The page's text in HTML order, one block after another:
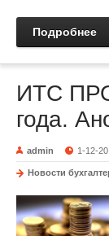
Подробнее
ИТС
года.
admin 1-12-
Новости